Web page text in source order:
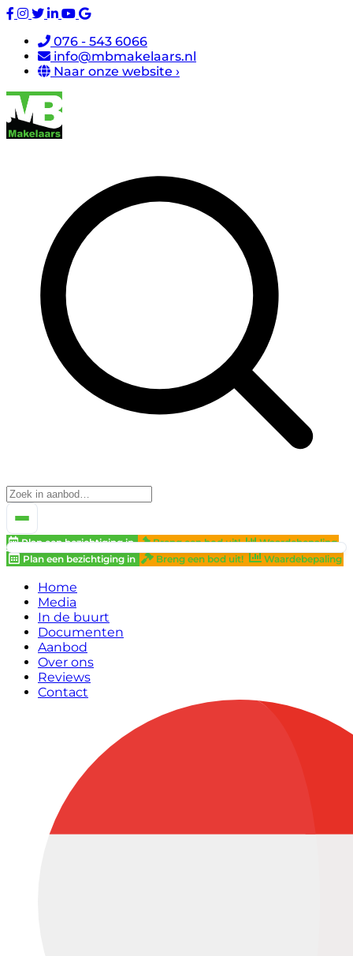
076 - 543 6066
info@mbmakelaars.nl
Naar onze website ›
Plan een bezichtiging in Breng een bod uit!
Waardebepaling
Plan een bezichtiging in
Breng een bod uit! Waardebepaling
Home
Media
In de buurt
Documenten
Aanbod
Over ons
Reviews
Contact